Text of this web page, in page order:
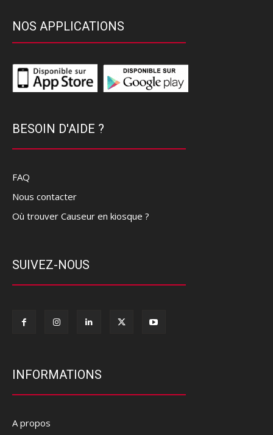
NOS APPLICATIONS
BESOIN D'AIDE ?
FAQ
Nous contacter
Où trouver Causeur en kiosque ?
SUIVEZ-NOUS
INFORMATIONS
A propos